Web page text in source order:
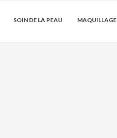
SOIN DE LA PEAU MAQUILLAGE